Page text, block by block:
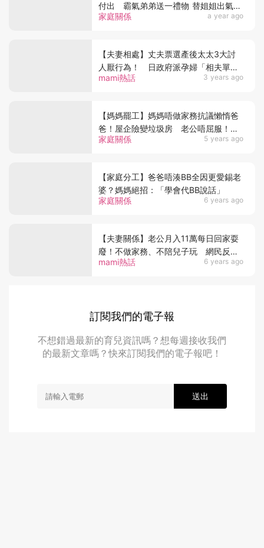
家庭關係 a year ago
付出 霸氣弟弟送一禮物 替姐姐出氣贏
讚賞
mami熱話 3 years ago
【夫妻相處】丈夫票選產後太太3大討
人厭行為！ 日政府派孕婦「相夫單
張」遭狂鬧
家庭關係 5 years ago
【媽媽罷工】媽媽唔做家務抗議懶惰爸
爸！屋企險變垃圾房 老公唔屈服！情
願用BB匙羹沖茶
家庭關係 6 years ago
【家庭分工】爸爸唔湊BB全因更愛錫老
婆？媽媽絕招：「學會代BB說話」
mami熱話 6 years ago
【夫妻關係】老公月入11萬每日回家耍
廢！不做家務、不陪兒子玩 網民反怪
責媽媽：唔體諒老公
訂閱我們的電子報
不想錯過最新的育兒資訊嗎？想每週接收我們
的最新文章嗎？快來訂閱我們的電子報吧！
送出